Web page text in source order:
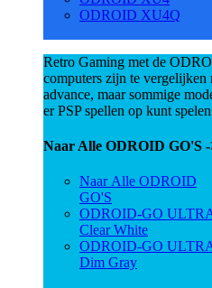
ODROID XU4Q
Retro Gaming met de
computers zijn te vergelijken
advance, maar sommige
er PSP spellen op kunt
Naar Alle ODROID GO'S
Naar Alle ODROID
GO'S
ODROID-GO
Clear White
ODROID-GO
Dim Gray